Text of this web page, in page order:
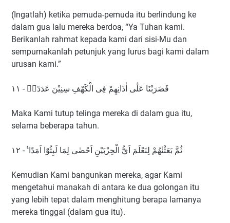
(Ingatlah) ketika pemuda-pemuda itu berlindung ke
dalam gua lalu mereka berdoa, “Ya Tuhan kami.
Berikanlah rahmat kepada kami dari sisi-Mu dan
sempurnakanlah petunjuk yang lurus bagi kami dalam
urusan kami.”
فَضَرَبْنَا عَلٰٓى اٰذَانِهِمْ فِى الْكَهْفِ سِنِيْنَ عَدَدًاۙ - ١١
Maka Kami tutup telinga mereka di dalam gua itu,
selama beberapa tahun.
ثُمَّ بَعَثْنٰهُمْ لِنَعْلَمَ اَيُّ الْحِزْبَيْنِ اَحْصٰى لِمَا لَبِثُوْٓا اَمَدًا ࣖ - ١٢
Kemudian Kami bangunkan mereka, agar Kami
mengetahui manakah di antara ke dua golongan itu
yang lebih tepat dalam menghitung berapa lamanya
mereka tinggal (dalam gua itu).